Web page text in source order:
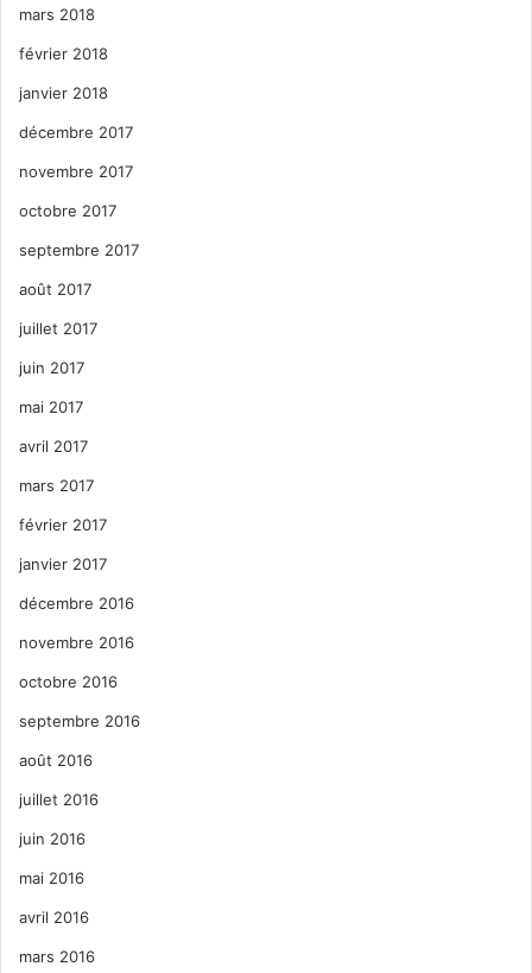
mars 2018
février 2018
janvier 2018
décembre 2017
novembre 2017
octobre 2017
septembre 2017
août 2017
juillet 2017
juin 2017
mai 2017
avril 2017
mars 2017
février 2017
janvier 2017
décembre 2016
novembre 2016
octobre 2016
septembre 2016
août 2016
juillet 2016
juin 2016
mai 2016
avril 2016
mars 2016